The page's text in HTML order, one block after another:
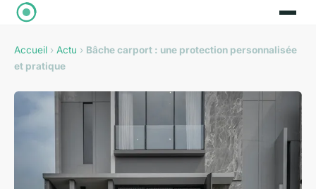
Accueil › Actu › Bâche carport : une protection personnalisée
et pratique